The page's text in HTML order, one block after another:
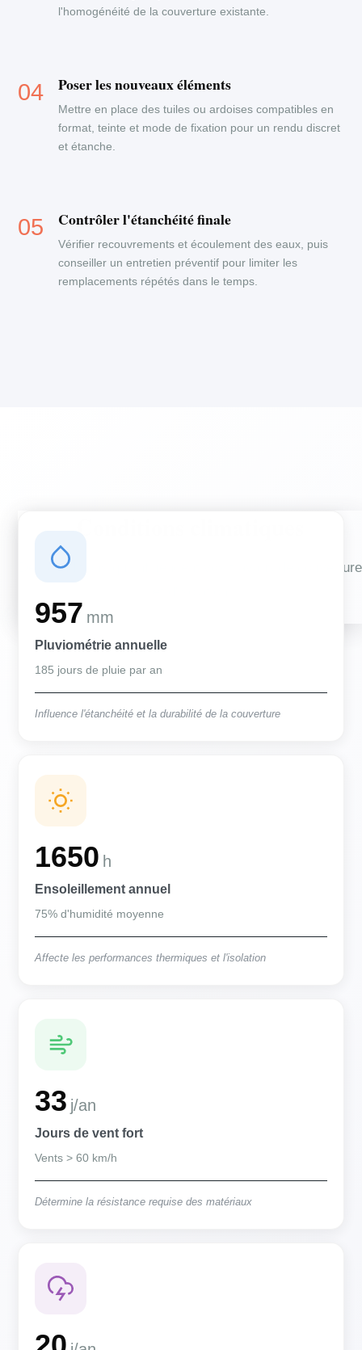
l'homogénéité de la couverture existante.
Poser les nouveaux éléments
Mettre en place des tuiles ou ardoises compatibles en
format, teinte et mode de fixation pour un rendu discret
et étanche.
Contrôler l'étanchéité finale
Vérifier recouvrements et écoulement des eaux, puis
conseiller un entretien préventif pour limiter les
remplacements répétés dans le temps.
Des conditions qui influencent vos travaux de couverture
957 mm
Pluviométrie annuelle
185 jours de pluie par an
Influence l'étanchéité et la durabilité de la couverture
1650 h
Ensoleillement annuel
75% d'humidité moyenne
Affecte les performances thermiques et l'isolation
33 j/an
Jours de vent fort
Vents > 60 km/h
Détermine la résistance requise des matériaux